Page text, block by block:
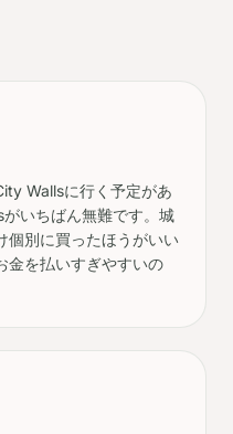
Wallsに行く予定があ
いちばん無難です。城
個別に買ったほうがいい
金を払いすぎやすいの